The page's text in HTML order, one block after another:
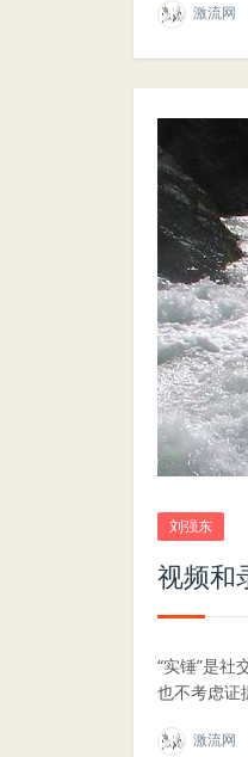
激流网
刘强东
视频和
“实锤”是社
也不考虑证
激流网